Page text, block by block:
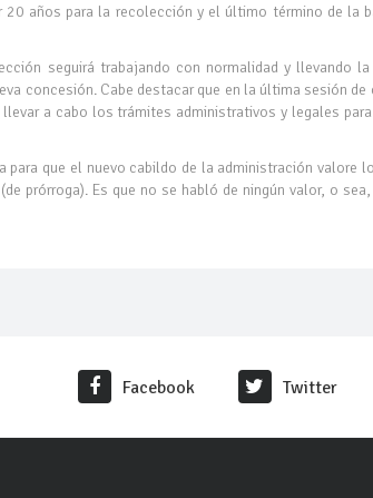
años para la recolección y el último término de la
seguirá trabajando con normalidad y llevando
concesión. Cabe destacar que en la última sesión
a cabo los trámites administrativos y legales
que el nuevo cabildo de la administración valore
prórroga). Es que no se habló de ningún valor, o
Facebook Twitter